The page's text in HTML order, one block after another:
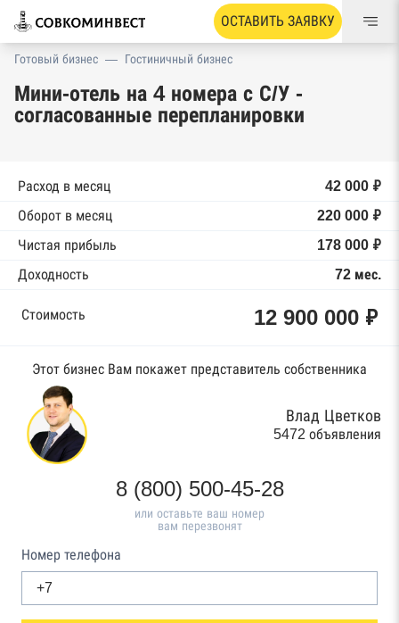
ОСТАВИТЬ ЗАЯВКУ
Готовый бизнес — Гостиничный бизнес
Мини-отель на 4 номера с С/У -
согласованные перепланировки
Расход в месяц
42 000 ₽
Оборот в месяц
220 000 ₽
Чистая прибыль
178 000 ₽
Доходность
72 мес.
Стоимость 12 900 000 ₽
Этот бизнес Вам покажет представитель собственника
Влад Цветков
5472 объявления
8 (800) 500-45-28
или оставьте ваш номер
вам перезвонят
Номер телефона